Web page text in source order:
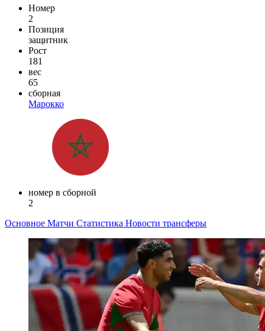
Номер
2
Позиция
защитник
Рост
181
вес
65
сборная
Марокко
номер в сборной
2
Основное Матчи Статистика Новости трансферы